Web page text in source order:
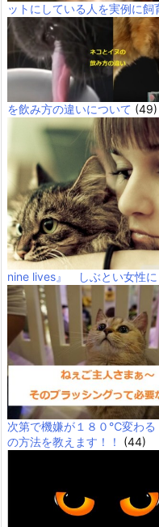
ットにしている人を実例に飼
を飲み方の違いについて (49)
nine lives』 しぶとい女性に
次第で機嫌が１８０℃変わる
の方法を教えます！！
(44)